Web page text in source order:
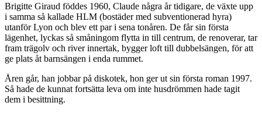
Brigitte Giraud föddes 1960, Claude några år tidigare, de växte upp
i samma så kallade HLM (bostäder med subventionerad hyra)
utanför Lyon och blev ett par i sena tonåren. De får sin första
lägenhet, lyckas så småningom flytta in till centrum, de renoverar, tar
fram trägolv och river innertak, bygger loft till dubbelsängen, för att
ge plats åt barnsängen i enda rummet.
Åren går, han jobbar på diskotek, hon ger ut sin första roman 1997.
Så hade de kunnat fortsätta leva om inte husdrömmen hade tagit
dem i besittning.